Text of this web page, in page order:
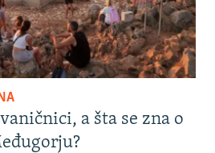
a šta se zna o